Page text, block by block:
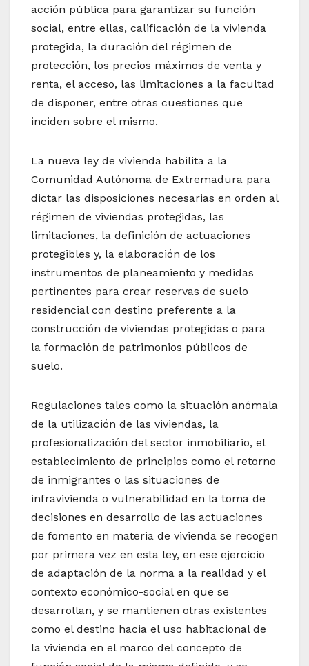
acción pública para garantizar su función
social, entre ellas, calificación de la vivienda
protegida, la duración del régimen de
protección, los precios máximos de venta y
renta, el acceso, las limitaciones a la facultad
de disponer, entre otras cuestiones que
inciden sobre el mismo.
La nueva ley de vivienda habilita a la
Comunidad Autónoma de Extremadura para
dictar las disposiciones necesarias en orden al
régimen de viviendas protegidas, las
limitaciones, la definición de actuaciones
protegibles y, la elaboración de los
instrumentos de planeamiento y medidas
pertinentes para crear reservas de suelo
residencial con destino preferente a la
construcción de viviendas protegidas o para
la formación de patrimonios públicos de
suelo.
Regulaciones tales como la situación anómala
de la utilización de las viviendas, la
profesionalización del sector inmobiliario, el
establecimiento de principios como el retorno
de inmigrantes o las situaciones de
infravivienda o vulnerabilidad en la toma de
decisiones en desarrollo de las actuaciones
de fomento en materia de vivienda se recogen
por primera vez en esta ley, en ese ejercicio
de adaptación de la norma a la realidad y el
contexto económico-social en que se
desarrollan, y se mantienen otras existentes
como el destino hacia el uso habitacional de
la vivienda en el marco del concepto de